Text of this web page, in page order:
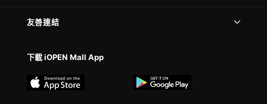
友善連結
下載 iOPEN Mall App